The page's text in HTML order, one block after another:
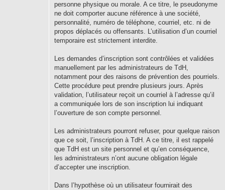
personne physique ou morale. A ce titre, le pseudonyme
ne doit comporter aucune référence à une société,
personnalité, numéro de téléphone, courriel, etc. ni de
propos déplacés ou offensants. L’utilisation d’un courriel
temporaire est strictement interdite.
Les demandes d’inscription sont contrôlées et validées
manuellement par les administrateurs de TdH,
notamment pour des raisons de prévention des pourriels.
Cette procédure peut prendre plusieurs jours. Après
validation, l’utilisateur reçoit un courriel à l’adresse qu’il
a communiquée lors de son inscription lui indiquant
l’ouverture de son compte personnel.
Les administrateurs pourront refuser, pour quelque raison
que ce soit, l’inscription à TdH. A ce titre, il est rappelé
que TdH est un site personnel et qu’en conséquence,
les administrateurs n’ont aucune obligation légale
d’accepter une inscription.
Dans l’hypothèse où un utilisateur fournirait des